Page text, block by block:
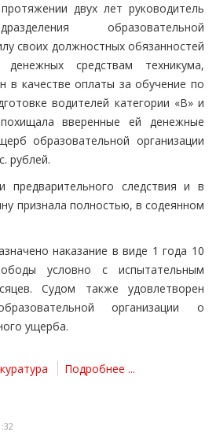
двух лет руководитель
образовательной
своих должностных обязанностей
средствам техникума,
в качестве оплаты за обучение по
водителей категории «B» и
вверенные ей денежные
образовательной организации
рублей.
предварительного следствия и в
признала полностью, в содеянном
наказание в виде 1 года 10
условно с испытательным
Судом также удовлетворен
организации о
ущерба.
Подробнее ...